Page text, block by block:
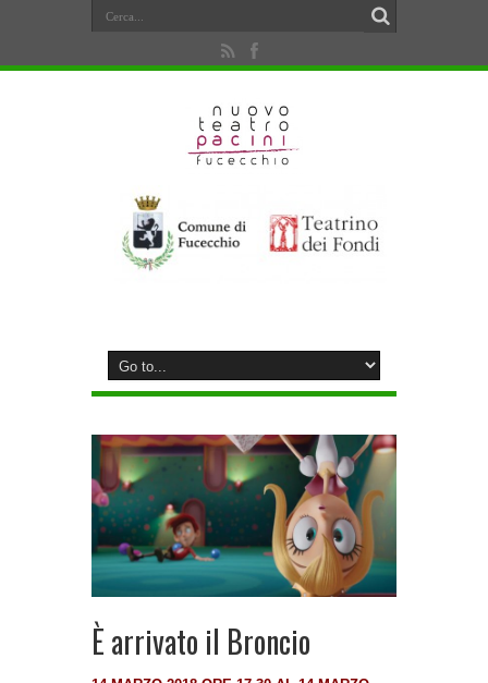
È arrivato il Broncio